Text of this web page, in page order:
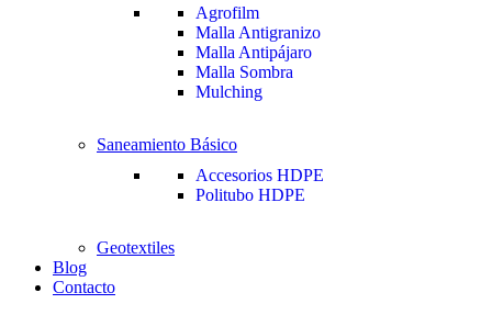
Agrofilm
Malla Antigranizo
Malla Antipájaro
Malla Sombra
Mulching
Saneamiento Básico
Accesorios HDPE
Politubo HDPE
Geotextiles
Blog
Contacto